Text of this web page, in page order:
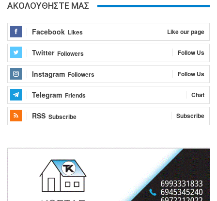
ΑΚΟΛΟΥΘΗΣΤΕ ΜΑΣ
Facebook Likes Like our page
Twitter Followers Follow Us
Instagram Followers Follow Us
Telegram Friends Chat
RSS Subscribe Subscribe